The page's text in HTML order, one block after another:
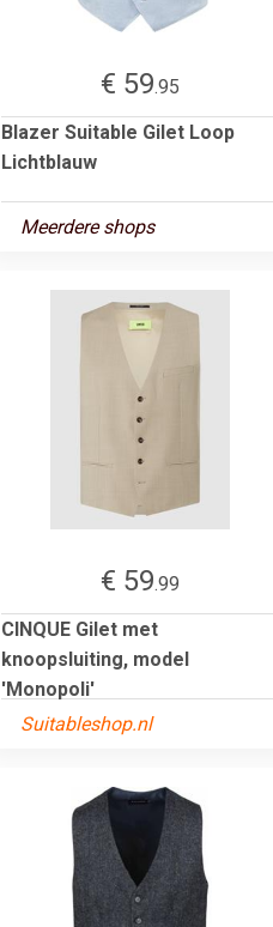
€ 59.95
Blazer Suitable Gilet Loop
Lichtblauw
Meerdere shops
€ 59.99
CINQUE Gilet met
knoopsluiting, model
'Monopoli'
Suitableshop.nl